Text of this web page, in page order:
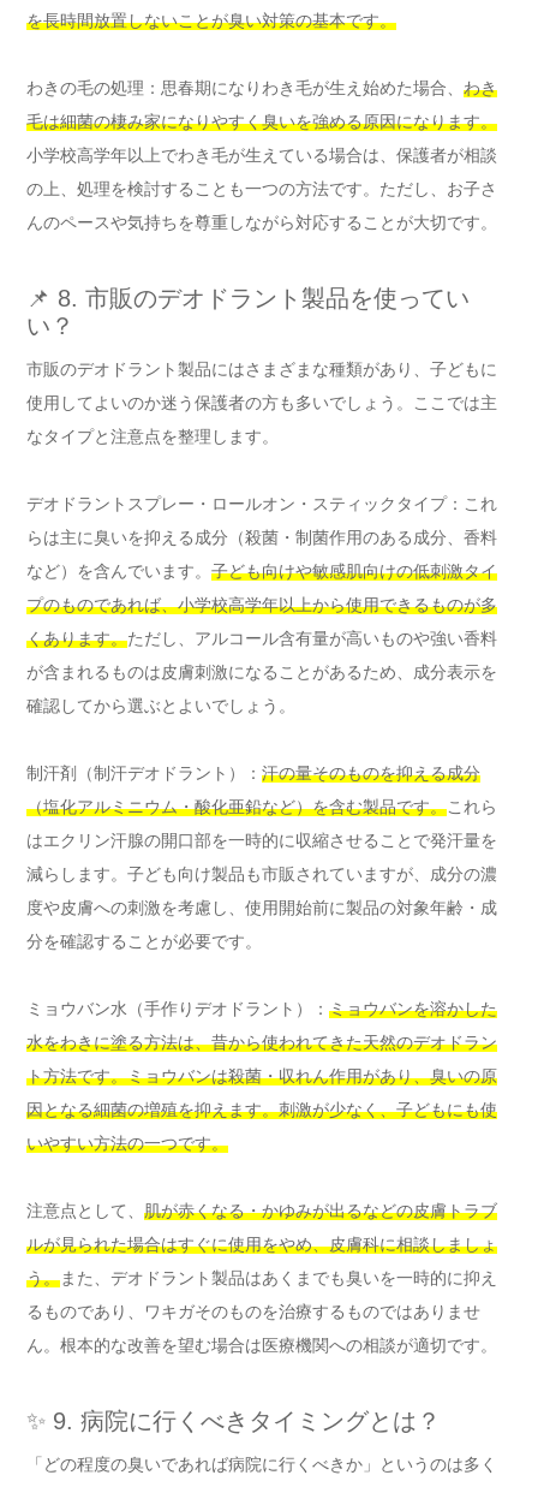
を長時間放置しないことが臭い対策の基本です。
わきの毛の処理：思春期になりわき毛が生え始めた場合、 わき
毛は細菌の棲み家になりやすく臭いを強める原因になります。
小学校高学年以上でわき毛が生えている場合は、保護者が相談
の上、処理を検討することも一つの方法です。ただし、お子さ
んのペースや気持ちを尊重しながら対応することが大切です。
📌 8. 市販のデオドラント製品を使ってい
い？
市販のデオドラント製品にはさまざまな種類があり、子どもに
使用してよいのか迷う保護者の方も多いでしょう。ここでは主
なタイプと注意点を整理します。
デオドラントスプレー・ロールオン・スティックタイプ：これ
らは主に臭いを抑える成分（殺菌・制菌作用のある成分、香料
など）を含んでいます。 子ども向けや敏感肌向けの低刺激タイ
プのものであれば、小学校高学年以上から使用できるものが多
くあります。ただし、アルコール含有量が高いものや強い香料
が含まれるものは皮膚刺激になることがあるため、成分表示を
確認してから選ぶとよいでしょう。
制汗剤（制汗デオドラント）： 汗の量そのものを抑える成分
（塩化アルミニウム・酸化亜鉛など）を含む製品です。これら
はエクリン汗腺の開口部を一時的に収縮させることで発汗量を
減らします。子ども向け製品も市販されていますが、成分の濃
度や皮膚への刺激を考慮し、使用開始前に製品の対象年齢・成
分を確認することが必要です。
ミョウバン水（手作りデオドラント）： ミョウバンを溶かした
水をわきに塗る方法は、昔から使われてきた天然のデオドラン
ト方法です。ミョウバンは殺菌・収れん作用があり、臭いの原
因となる細菌の増殖を抑えます。刺激が少なく、子どもにも使
いやすい方法の一つです。
注意点として、 肌が赤くなる・かゆみが出るなどの皮膚トラブ
ルが見られた場合はすぐに使用をやめ、皮膚科に相談しましょ
う。また、デオドラント製品はあくまでも臭いを一時的に抑え
るものであり、ワキガそのものを治療するものではありませ
ん。根本的な改善を望む場合は医療機関への相談が適切です。
✨ 9. 病院に行くべきタイミングとは？
「どの程度の臭いであれば病院に行くべきか」というのは多く